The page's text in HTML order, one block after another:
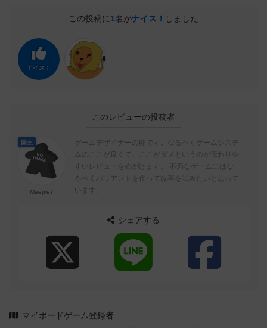
この投稿に1名がナイス！ しました
ナイス！
このレビューの投稿者
国王
Meeple7
ゲームデザイナーの卵です。なるべくゲームシステ
ムのここが良くて、ここがダメというのが伝わりや
すいレビューを心がけます。 不満なゲームにはな
るべくバリアントを作って改善を試みたいと思って
います。
シェアする
マイボードゲーム登録者